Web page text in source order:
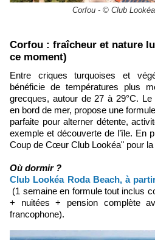
Corfou - © Club
Corfou : fraîcheur et nature
ce moment)
Entre criques turquoises et végétation abondante, Corfou
bénéficie de températures plus
grecques, autour de 27 à 29°C.
en bord de mer, propose une
parfaite pour alterner détente,
exemple et découverte de l’île. En
Coup de Cœur Club Lookéa" pour
Où dormir ?
Club Lookéa Roda Beach, à
(1 semaine en formule tout inclus
+ nuitées + pension complète
francophone).